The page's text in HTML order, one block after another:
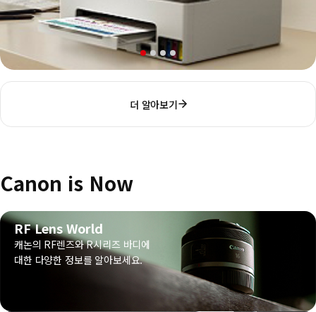
더 알아보기
Canon is Now
RF Lens World
캐논의 RF렌즈와 R시리즈 바디에
대한 다양한 정보를 알아보세요.